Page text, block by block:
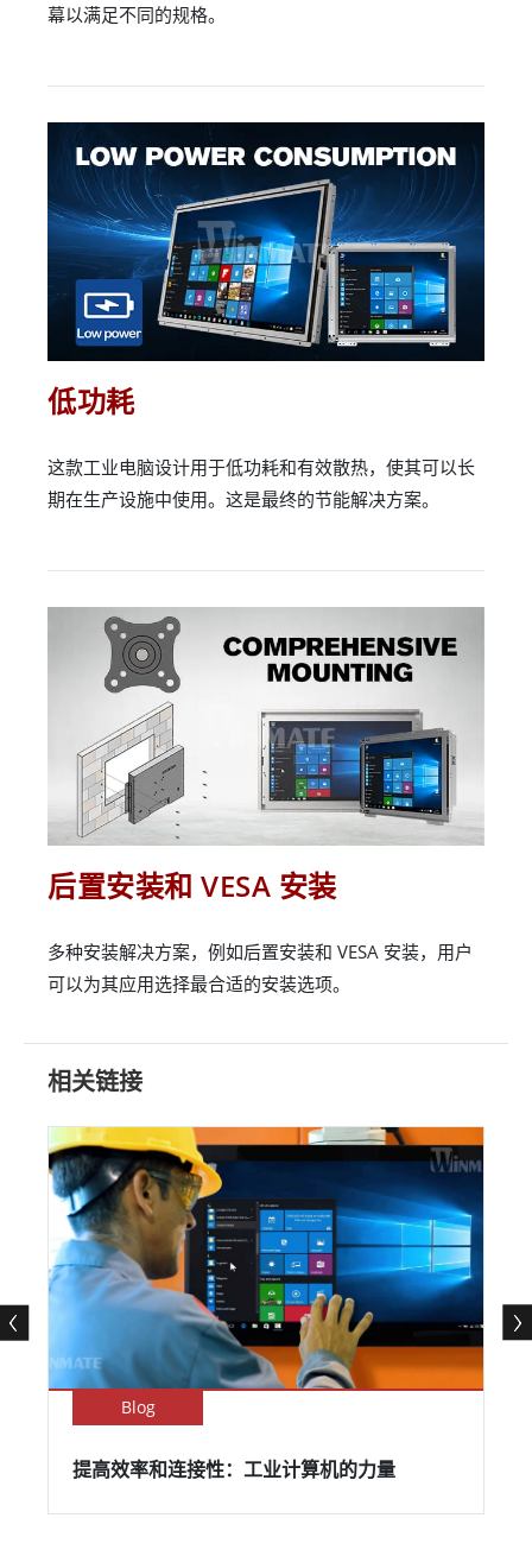
幕以满足不同的规格。
低功耗
这款工业电脑设计用于低功耗和有效散热，使其可以长
期在生产设施中使用。这是最终的节能解决方案。
后置安装和 VESA 安装
多种安装解决方案，例如后置安装和 VESA 安装，用户
可以为其应用选择最合适的安装选项。
相关链接
Blog
提高效率和连接性：工业计算机的力量